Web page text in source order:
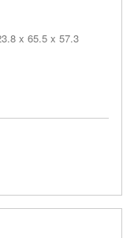
x 65.5 x 57.3